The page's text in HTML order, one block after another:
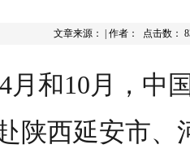
文章来源： | 作者： 点击数：
月和10月，中
陕西延安市、